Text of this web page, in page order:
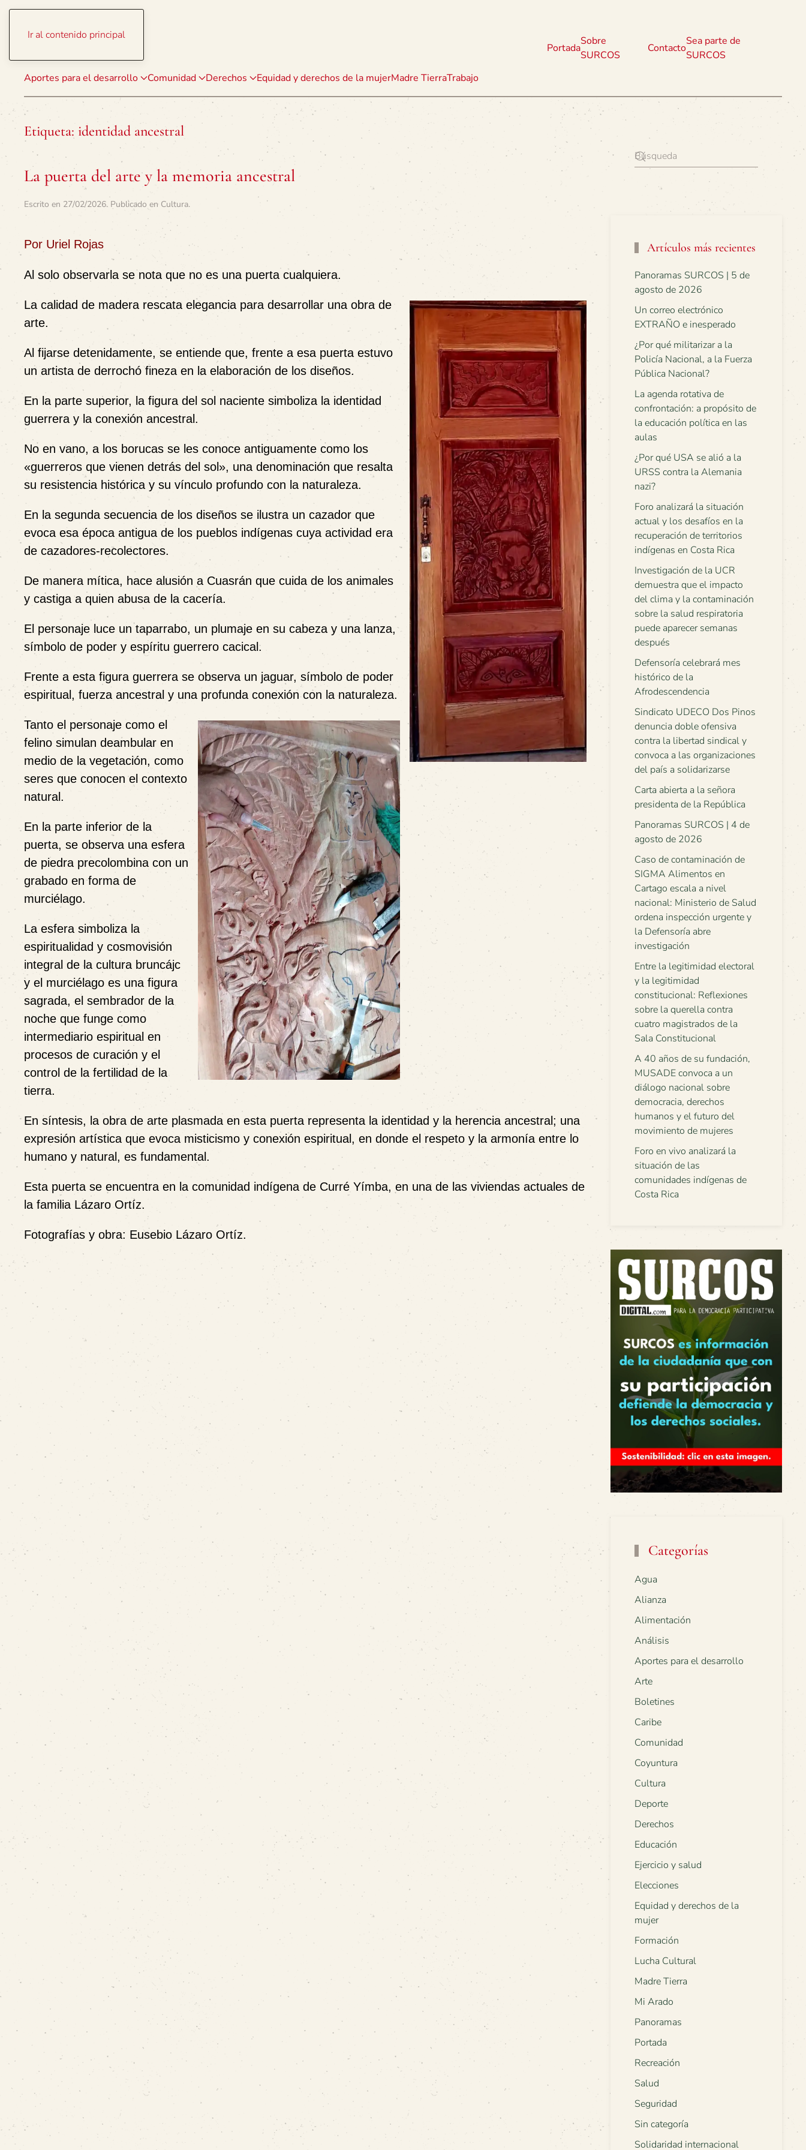
Ir al contenido principal
Aportes para el desarrollo Comunidad Derechos Equidad y derechos de la mujerMadre TierraTrabajo
Portada
Sobre
SURCOS
Contacto
Sea parte de
SURCOS
Etiqueta: identidad ancestral
La puerta del arte y la memoria ancestral
Escrito en 27/02/2026. Publicado en Cultura.
Por Uriel Rojas
Al solo observarla se nota que no es una puerta cualquiera.
La calidad de madera rescata elegancia para desarrollar una obra de
arte.
Al fijarse detenidamente, se entiende que, frente a esa puerta estuvo
un artista de derrochó fineza en la elaboración de los diseños.
En la parte superior, la figura del sol naciente simboliza la identidad
guerrera y la conexión ancestral.
No en vano, a los borucas se les conoce antiguamente como los
«guerreros que vienen detrás del sol», una denominación que resalta
su resistencia histórica y su vínculo profundo con la naturaleza.
En la segunda secuencia de los diseños se ilustra un cazador que
evoca esa época antigua de los pueblos indígenas cuya actividad era
de cazadores-recolectores.
De manera mítica, hace alusión a Cuasrán que cuida de los animales
y castiga a quien abusa de la cacería.
El personaje luce un taparrabo, un plumaje en su cabeza y una lanza,
símbolo de poder y espíritu guerrero cacical.
Frente a esta figura guerrera se observa un jaguar, símbolo de poder
espiritual, fuerza ancestral y una profunda conexión con la naturaleza.
Tanto el personaje como el
felino simulan deambular en
medio de la vegetación, como
seres que conocen el contexto
natural.
En la parte inferior de la
puerta, se observa una esfera
de piedra precolombina con un
grabado en forma de
murciélago.
La esfera simboliza la
espiritualidad y cosmovisión
integral de la cultura bruncájc
y el murciélago es una figura
sagrada, el sembrador de la
noche que funge como
intermediario espiritual en
procesos de curación y el
control de la fertilidad de la
tierra.
En síntesis, la obra de arte plasmada en esta puerta representa la identidad y la herencia ancestral; una
expresión artística que evoca misticismo y conexión espiritual, en donde el respeto y la armonía entre lo
humano y natural, es fundamental.
Esta puerta se encuentra en la comunidad indígena de Curré Yímba, en una de las viviendas actuales de
la familia Lázaro Ortíz.
Fotografías y obra: Eusebio Lázaro Ortíz.
Artículos más recientes
Panoramas SURCOS | 5 de
agosto de 2026
Un correo electrónico
EXTRAÑO e inesperado
¿Por qué militarizar a la
Policía Nacional, a la Fuerza
Pública Nacional?
La agenda rotativa de
confrontación: a propósito de
la educación política en las
aulas
¿Por qué USA se alió a la
URSS contra la Alemania
nazi?
Foro analizará la situación
actual y los desafíos en la
recuperación de territorios
indígenas en Costa Rica
Investigación de la UCR
demuestra que el impacto
del clima y la contaminación
sobre la salud respiratoria
puede aparecer semanas
después
Defensoría celebrará mes
histórico de la
Afrodescendencia
Sindicato UDECO Dos Pinos
denuncia doble ofensiva
contra la libertad sindical y
convoca a las organizaciones
del país a solidarizarse
Carta abierta a la señora
presidenta de la República
Panoramas SURCOS | 4 de
agosto de 2026
Caso de contaminación de
SIGMA Alimentos en
Cartago escala a nivel
nacional: Ministerio de Salud
ordena inspección urgente y
la Defensoría abre
investigación
Entre la legitimidad electoral
y la legitimidad
constitucional: Reflexiones
sobre la querella contra
cuatro magistrados de la
Sala Constitucional
A 40 años de su fundación,
MUSADE convoca a un
diálogo nacional sobre
democracia, derechos
humanos y el futuro del
movimiento de mujeres
Foro en vivo analizará la
situación de las
comunidades indígenas de
Costa Rica
Categorías
Agua
Alianza
Alimentación
Análisis
Aportes para el desarrollo
Arte
Boletines
Caribe
Comunidad
Coyuntura
Cultura
Deporte
Derechos
Educación
Ejercicio y salud
Elecciones
Equidad y derechos de la
mujer
Formación
Lucha Cultural
Madre Tierra
Mi Arado
Panoramas
Portada
Recreación
Salud
Seguridad
Sin categoría
Solidaridad internacional